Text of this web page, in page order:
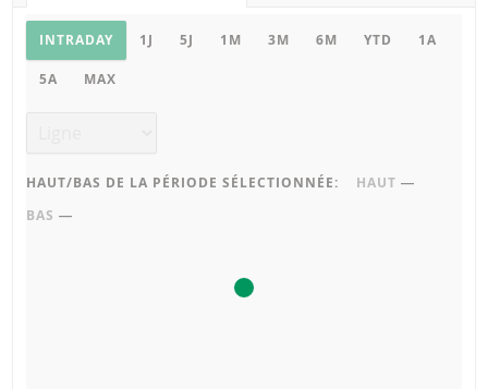
Graphique sous-jacent
PARAMÈTRES DU GRAPHIQUE
INTRADAY
1J 5J 1M 3M 6M YTD 1A
5A MAX
HAUT/BAS DE LA PÉRIODE SÉLECTIONNÉE: HAUT ―
BAS ―